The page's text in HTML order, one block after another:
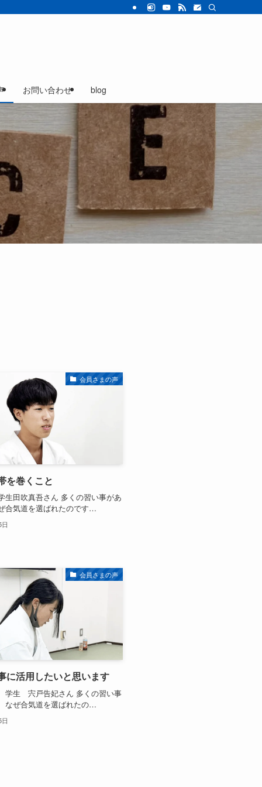
お問い合わせ blog
会員さまの声
を巻くこと
生田吹真吾さん 多くの習い事があ
合気道を選ばれたのです…
会員さまの声
に活用したいと思います
学生 宍戸告妃さん 多くの習い事
なぜ合気道を選ばれたの…